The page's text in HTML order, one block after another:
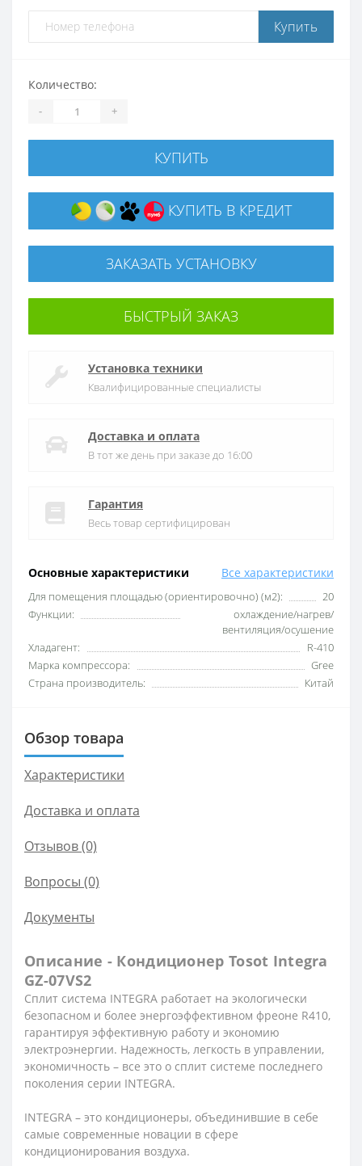
Купить
Основные характеристики Все характеристики
Для помещения площадью (ориентировочно) (м2):
20
Функции:
охлаждение/нагрев/
вентиляция/осушение
Хладагент:
R-410
Марка компрессора:
Gree
Страна производитель:
Китай
Количество:
- +
КУПИТЬ
КУПИТЬ В КРЕДИТ
ЗАКАЗАТЬ УСТАНОВКУ
БЫСТРЫЙ ЗАКАЗ
Установка техники
Квалифицированные специалисты
Доставка и оплата
В тот же день при заказе до 16:00
Гарантия
Весь товар сертифицирован
Обзор товара
Характеристики
Доставка и оплата
Отзывов (0)
Вопросы (0)
Документы
Описание - Кондиционер Tosot Integra
GZ-07VS2
Сплит система INTEGRA работает на экологически
безопасном и более энергоэффективном фреоне R410,
гарантируя эффективную работу и экономию
электроэнергии. Надежность, легкость в управлении,
экономичность – все это о сплит системе последнего
поколения серии INTEGRA.
INTEGRA – это кондиционеры, объединившие в себе
самые современные новации в сфере
кондиционирования воздуха.